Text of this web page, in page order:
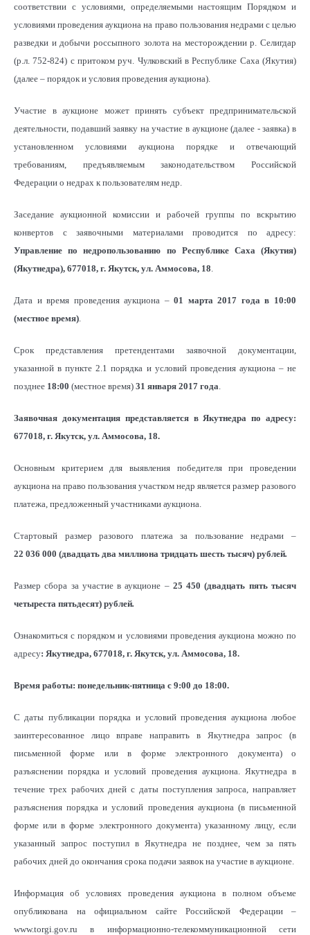
соответствии с условиями, определяемыми настоящим Порядком и
условиями проведения аукциона на право пользования недрами с целью
разведки и добычи россыпного золота на месторождении р. Селигдар
(р.л. 752-824) с притоком руч. Чулковский в Республике Саха (Якутия)
(далее – порядок и условия проведения аукциона).
Участие в аукционе может принять субъект предпринимательской
деятельности, подавший заявку на участие в аукционе (далее - заявка) в
установленном условиями аукциона порядке и отвечающий
требованиям, предъявляемым законодательством Российской
Федерации о недрах к пользователям недр.
Заседание аукционной комиссии и рабочей группы по вскрытию
конвертов с заявочными материалами проводится по адресу:
Управление по недропользованию по Республике Саха (Якутия)
(Якутнедра), 677018, г. Якутск, ул. Аммосова, 18
Дата и время проведения аукциона –01 марта 2017 года в 10:00
(местное время)
Срок представления претендентами заявочной документации,
указанной в пункте 2.1 порядка и условий проведения аукциона – не
позднее 18:00 (местное время) 31 января 2017 года
Заявочная документация представляется в Якутнедра по адресу:
677018, г. Якутск, ул. Аммосова, 18.
Основным критерием для выявления победителя при проведении
аукциона на право пользования участком недр является размер разового
платежа, предложенный участниками аукциона.
Стартовый размер разового платежа за пользование недрами –
22 036 000 (двадцать два миллиона тридцать шесть тысяч) рублей.
Размер сбора за участие в аукционе – 25 450 (двадцать пять тысяч
четыреста пятьдесят) рублей.
Ознакомиться с порядком и условиями проведения аукциона можно по
адресу: Якутнедра, 677018, г. Якутск, ул. Аммосова, 18.
Время работы: понедельник-пятница с 9:00 до 18:00.
С даты публикации порядка и условий проведения аукциона любое
заинтересованное лицо вправе направить в Якутнедра запрос (в
письменной форме или в форме электронного документа) о
разъяснении порядка и условий проведения аукциона. Якутнедра в
течение трех рабочих дней с даты поступления запроса, направляет
разъяснения порядка и условий проведения аукциона (в письменной
форме или в форме электронного документа) указанному лицу, если
указанный запрос поступил в Якутнедра не позднее, чем за пять
рабочих дней до окончания срока подачи заявок на участие в аукционе.
Информация об условиях проведения аукциона в полном объеме
опубликована на официальном сайте Российской Федерации –
www.torgi.gov.ru в информационно-телекоммуникационной сети